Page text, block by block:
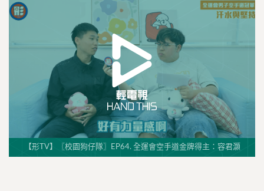
【形TV】〖校園狗仔隊〗EP64. 全運會空手道金牌得主：容君灝